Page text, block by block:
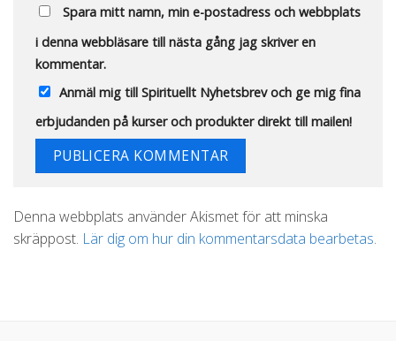
Spara mitt namn, min e-postadress och webbplats
i denna webbläsare till nästa gång jag skriver en
kommentar.
Anmäl mig till Spirituellt Nyhetsbrev och ge mig fina
erbjudanden på kurser och produkter direkt till mailen!
Denna webbplats använder Akismet för att minska
skräppost. Lär dig om hur din kommentarsdata bearbetas.